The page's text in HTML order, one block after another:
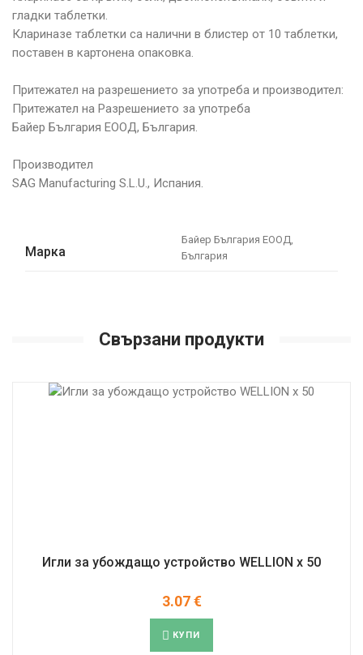
гладки таблетки.
Клариназе таблетки са налични в блистер от 10 таблетки,
поставен в картонена опаковка.
Притежател на разрешението за употреба и производител:
Притежател на Разрешението за употреба
Байер България ЕООД, България.
Производител
SAG Manufacturing S.L.U., Испания.
Марка
Байер България ЕООД,
България
Свързани продукти
Игли за убождaщо устройство WELLION x 50
3.07€
КУПИ